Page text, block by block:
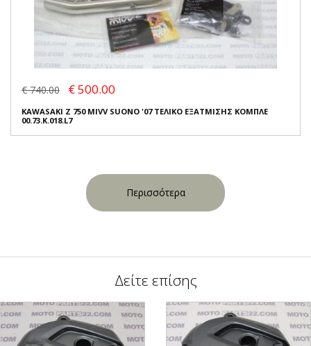
€ 740.00 € 500.00
KAWASAKI Z 750 MIVV SUONO '07 ΤΕΛΙΚΟ ΕΞΑΤΜΙΣΗΣ ΚΟΜΠΛΕ
00.73.K.018.L7
Περισσότερα
Δείτε επίσης